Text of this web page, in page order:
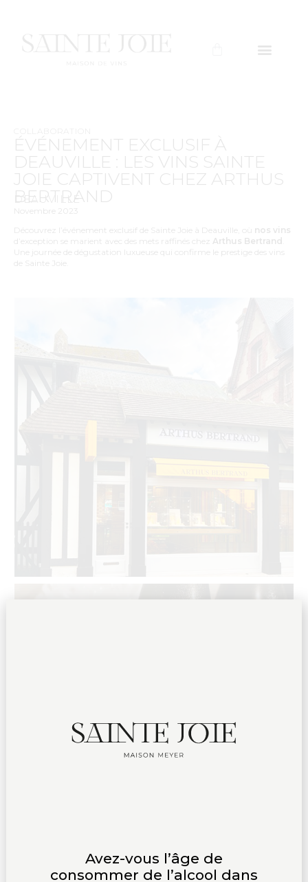
ÉVÉNEMENT EXCLUSIF À
DEAUVILLE : LES VINS SAINTE
JOIE CAPTIVENT CHEZ ARTHUS
BERTRAND
DEAUVILLE
Novembre 2023
Découvrez l’événement exclusif de Sainte Joie à Deauville, où nos vins
d’exception se marient avec des mets raffinés chez Arthus Bertrand
Une journée de dégustation luxueuse qui confirme le prestige des vins
de Sainte Joie.
Avez-vous l’âge de
consommer de l’alcool dans